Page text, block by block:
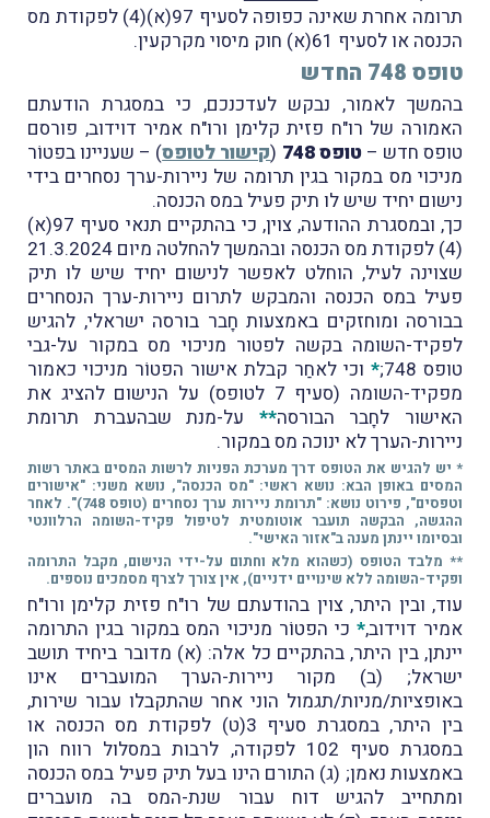
תרומה אחרת שאינה כפופה לסעיף 97(א)(4) לפקודת מס
הכנסה או לסעיף 61(א) חוק מיסוי מקרקעין.
טופס 748 החדש
בהמשך לאמור, נבקש לעדכנכם, כי במסגרת הודעתם
האמורה של רו"ח פזית קלימן ורו"ח אמיר דוידוב, פורסם
טופס חדש –טופס 748 (קישור לטופס) – שעניינו בפטוֹר
מניכוי מס במקור בגין תרומה של ניירות-ערך נסחרים בידי
נישום יחיד שיש לו תיק פעיל במס הכנסה.
כך, ובמסגרת ההודעה, צוין, כי בהתקיים תנאי סעיף 97(א)
(4) לפקודת מס הכנסה ובהמשך להחלטה מיום 21.3.2024
שצוינה לעיל, הוחלט לאפשר לנישום יחיד שיש לו תיק
פעיל במס הכנסה והמבקש לתרום ניירות-ערך הנסחרים
בבורסה ומוחזקים באמצעות חָבר בורסה ישראלי, להגיש
לפקיד-השומה בקשה לפטור מניכוי מס במקור על-גבי
טופס 748;
* וכי לאחַר קבלת אישור הפטוֹר מניכוי כאמור
מפקיד-השומה (סעיף 7 לטופס) על הנישום להציג את
האישור לחָבר הבורסה** על-מנת שבהעברת תרומת
ניירות-הערך לא ינוכה מס במקור.
* יש להגיש את הטופס דרך מערכת הפניות לרשות המסים באתר רשות
המסים באופן הבא: נושא ראשי: "מס הכנסה", נושא משני: "אישורים
וטפסים", פירוט נושא: "תרומת ניירות ערך נסחרים (טופס 748)". לאחר
ההגשה, הבקשה תועבר אוטומטית לטיפול פקיד-השומה הרלוונטי
ובסיומו יינתן מענה ב"אזור האישי".
** מלבד הטופס (כשהוא מלא וחתום על-ידי הנישום, מקבל התרומה
ופקיד-השומה ללא שינויים ידניים), אין צורך לצרף מסמכים נוספים.
עוד, ובין היתר, צוין בהודעתם של רו"ח פזית קלימן ורו"ח
אמיר דוידוב,* כי הפטוֹר מניכוי המס במקור בגין התרומה
יינתן, בין היתר, בהתקיים כל אלה: (א) מדובר ביחיד תושב
ישראל; (ב) מקור ניירות-הערך המועברים אינו
באופציות/מניות/תגמול הוני אחר שהתקבלו עבור שירות,
בין היתר, במסגרת סעיף 3(ט) לפקודת מס הכנסה או
במסגרת סעיף 102 לפקודה, לרבות במסלול רווח הון
באמצעות נאמן; (ג) התורם הינו בעל תיק פעיל במס הכנסה
ומתחייב להגיש דוח עבור שנת-המס בה מועברים